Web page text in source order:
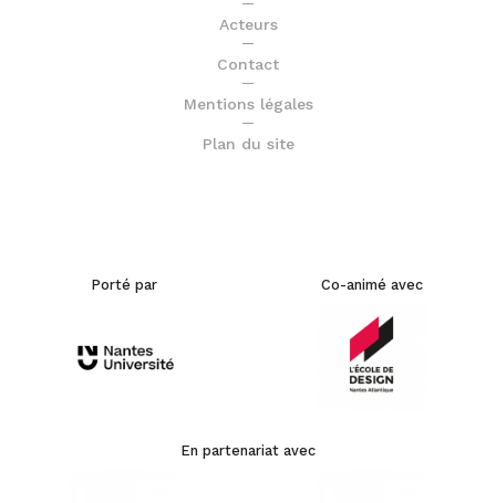
Acteurs
Contact
Mentions légales
Plan du site
Porté par Co-animé avec
En partenariat avec